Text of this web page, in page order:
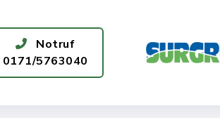
Notruf
0171/5763040